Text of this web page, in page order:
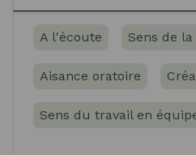
A l'écoute Sens de
Aisance oratoire
Sens du travail en